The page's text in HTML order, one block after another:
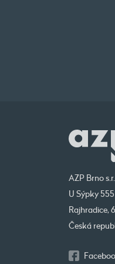
AZP Brno
U Sýpky 555
Rajhradice,
Česká